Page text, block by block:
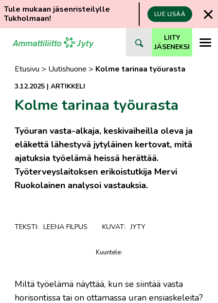
Tule mukaan jäsenristeilylle
Tukholmaan!
LUE LISÄÄ
suoraan
LIITY
JÄSENEKSI
Etusivu > Uutishuone > Kolme tarinaa työurasta
3.12.2025 | ARTIKKELI
Kolme tarinaa työurasta
Työuran vasta-alkaja, keskivaiheilla oleva ja
eläkettä lähestyvä jytyläinen kertovat, mitä
ajatuksia työelämä heissä herättää.
Työterveyslaitoksen erikoistutkija Mervi
Ruokolainen analysoi vastauksia.
TEKSTI: LEENA FILPUS KUVAT: JYTY
Kuuntele:
Miltä työelämä näyttää, kun se siintää vasta
horisontissa tai on ottamassa uran ensiaskeleita?